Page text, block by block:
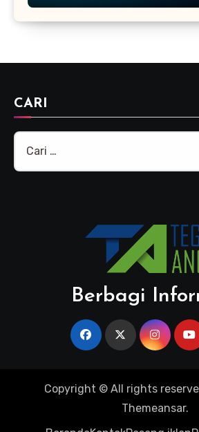
CARI
Cari
Berbagi
Copyright © All rights
Themeansar.